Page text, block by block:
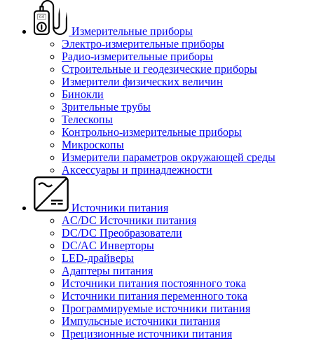
Измерительные приборы
Электро-измерительные приборы
Радио-измерительные приборы
Строительные и геодезические приборы
Измерители физических величин
Бинокли
Зрительные трубы
Телескопы
Контрольно-измерительные приборы
Микроскопы
Измерители параметров окружающей среды
Аксессуары и принадлежности
Источники питания
AC/DC Источники питания
DC/DC Преобразователи
DC/AC Инверторы
LED-драйверы
Адаптеры питания
Источники питания постоянного тока
Источники питания переменного тока
Программируемые источники питания
Импульсные источники питания
Прецизионные источники питания